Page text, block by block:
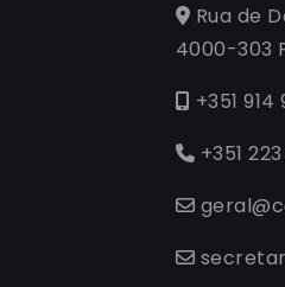
Rua de
4000-303
+351
+351